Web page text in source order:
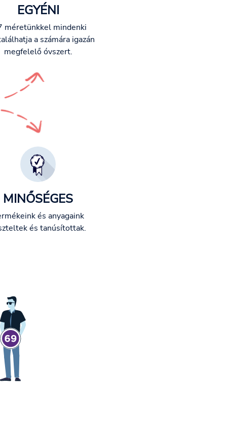
EGYÉNI
méretünkkel mindenki
a számára igazán
megfelelő óvszert.
MINŐSÉGES
és anyagaink
és tanúsítottak.